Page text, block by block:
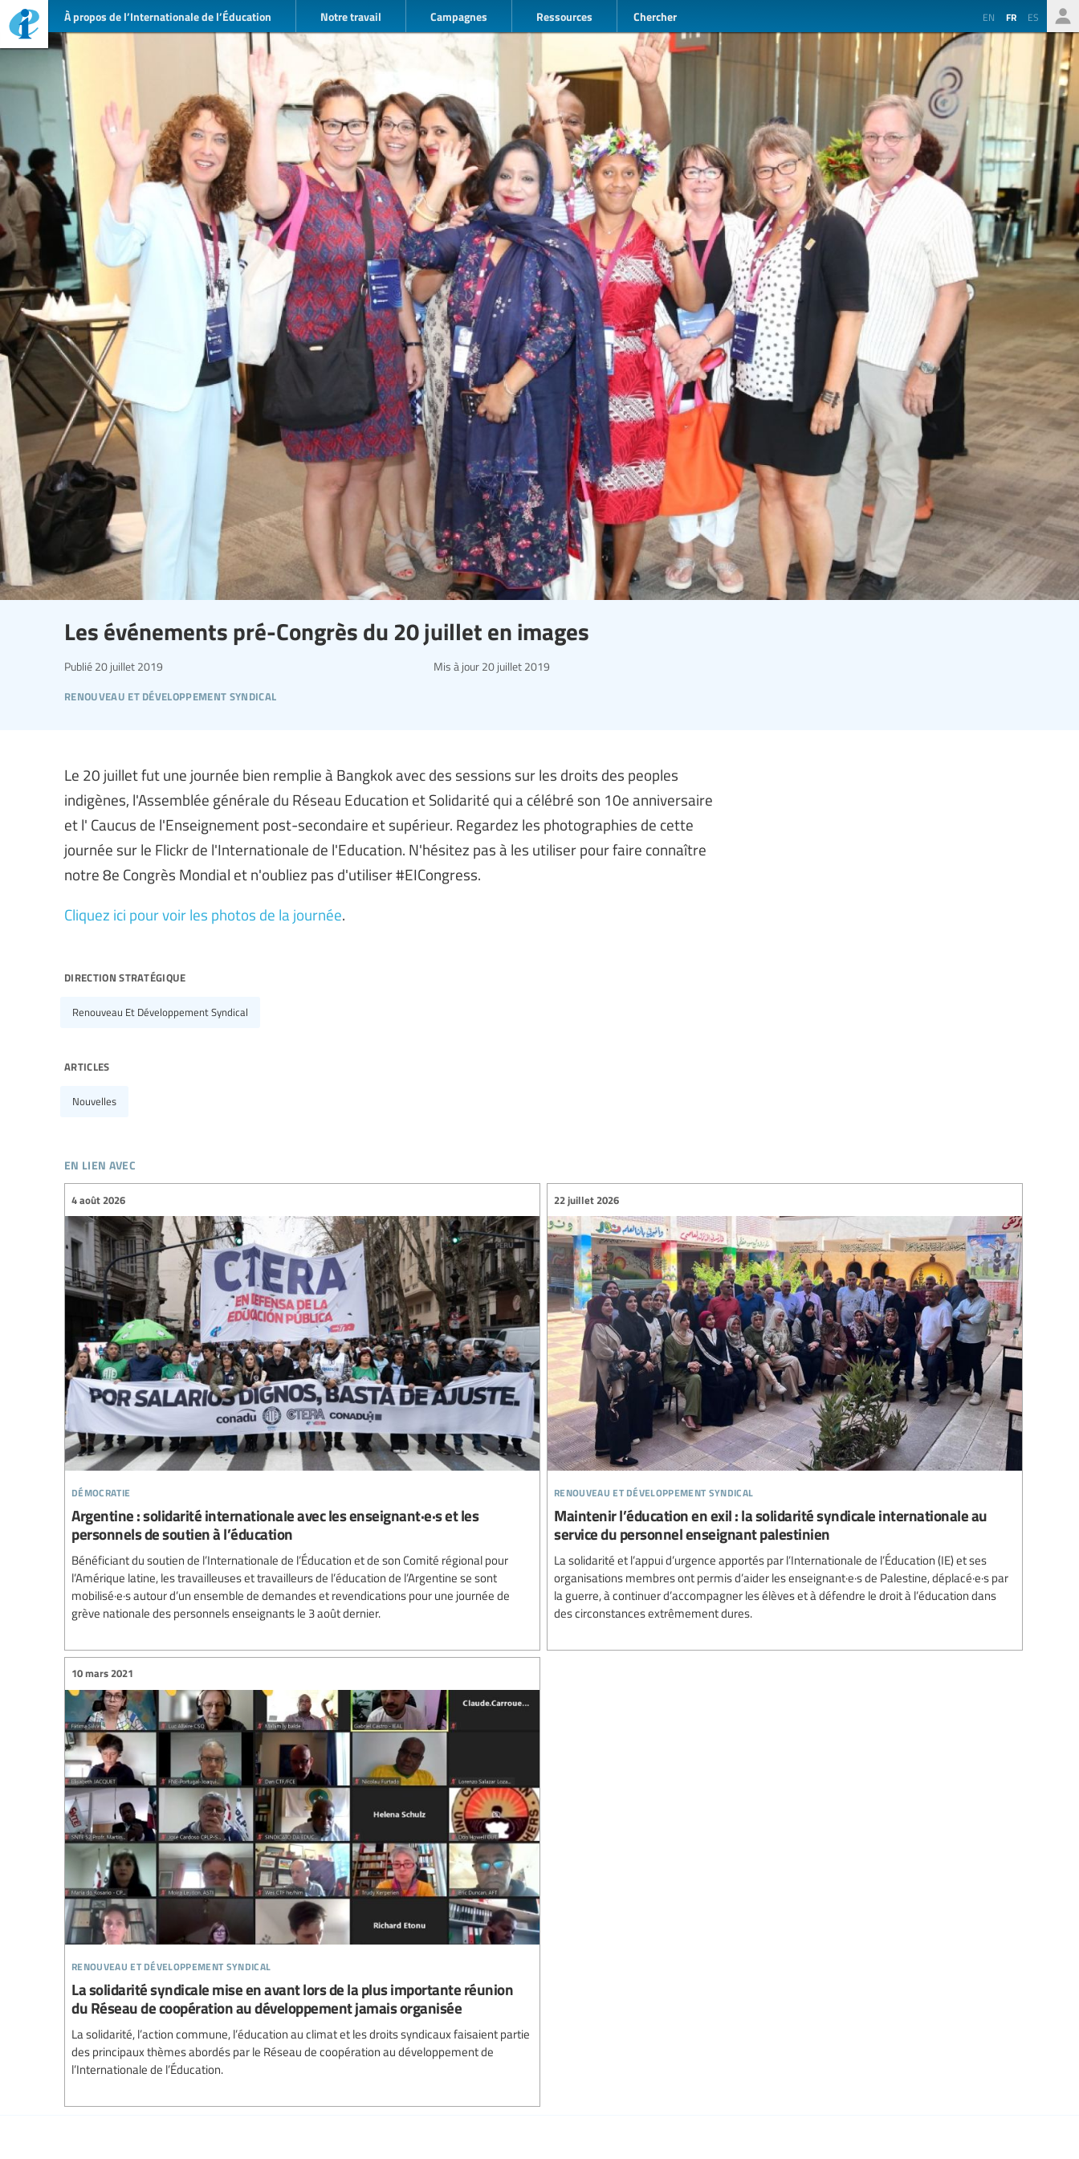
À propos de l’Internationale de l’Éducation Notre travail Campagnes Ressources Chercher EN FR ES
Les événements pré-Congrès du 20 juillet en images
renouveau et développement syndical
Publié 20 juillet 2019 Mis à jour 20 juillet 2019
Le 20 juillet fut une journée bien remplie à Bangkok avec des sessions sur les droits des peoples
indigènes, l'Assemblée générale du Réseau Education et Solidarité qui a célébré son 10e anniversaire
et l' Caucus de l'Enseignement post-secondaire et supérieur. Regardez les photographies de cette
journée sur le Flickr de l'Internationale de l'Education. N'hésitez pas à les utiliser pour faire connaître
notre 8e Congrès Mondial et n'oubliez pas d'utiliser #EICongress.
Cliquez ici pour voir les photos de la journée.
direction stratégique
Renouveau Et Développement Syndical
articles
Nouvelles
en lien avec
démocratie
4 août 2026
Argentine : solidarité internationale avec les enseignant·e·s et les
personnels de soutien à l’éducation
Bénéficiant du soutien de l’Internationale de l’Éducation et de son Comité régional pour
l’Amérique latine, les travailleuses et travailleurs de l’éducation de l’Argentine se sont
mobilisé·e·s autour d’un ensemble de demandes et revendications pour une journée de
grève nationale des personnels enseignants le 3 août dernier.
renouveau et développement syndical
22 juillet 2026
Maintenir l’éducation en exil : la solidarité syndicale internationale au
service du personnel enseignant palestinien
La solidarité et l’appui d’urgence apportés par l’Internationale de l’Éducation (IE) et ses
organisations membres ont permis d’aider les enseignant·e·s de Palestine, déplacé·e·s par
la guerre, à continuer d’accompagner les élèves et à défendre le droit à l’éducation dans
des circonstances extrêmement dures.
renouveau et développement syndical
10 mars 2021
La solidarité syndicale mise en avant lors de la plus importante réunion
du Réseau de coopération au développement jamais organisée
La solidarité, l’action commune, l’éducation au climat et les droits syndicaux faisaient partie
des principaux thèmes abordés par le Réseau de coopération au développement de
l’Internationale de l’Éducation.